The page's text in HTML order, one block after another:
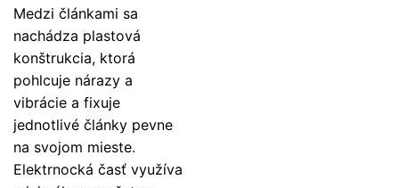
Medzi článkami sa
nachádza plastová
konštrukcia, ktorá
pohlcuje nárazy a
vibrácie a fixuje
jednotlivé články pevne
na svojom mieste.
Elektrnocká časť využíva